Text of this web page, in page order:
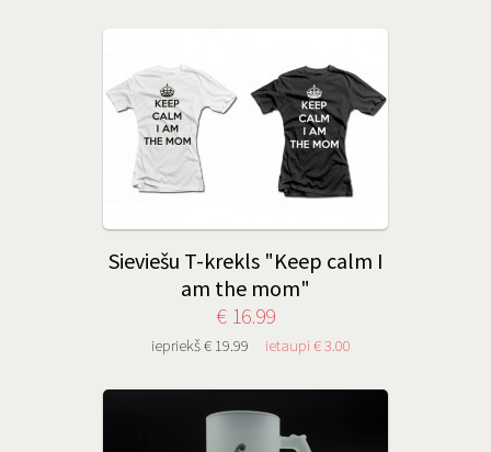
Sieviešu T-krekls "Keep calm I
am the mom"
€ 16.99
iepriekš € 19.99 ietaupi € 3.00